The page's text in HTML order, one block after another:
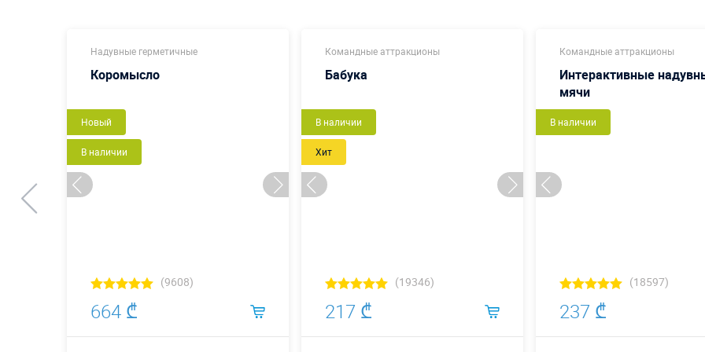
Надувные герметичные
Коромысло
Новый
В наличии
(9608)
664 ₾
Командные аттракционы
Бабука
Новый
Хит
В наличии
(19346)
217 ₾
Командные аттракционы
Интерактивные
мячи
В наличии
(18597)
237 ₾